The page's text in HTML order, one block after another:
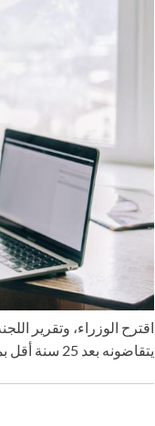
اقترح الوزراء، وتقرير
يتقاضونه بعد 25 سنة أقل بمقدار 800 جنيه أو 8% سنويًا مقارنة بنظرائهم اليوم، وفقًا للحكومة.